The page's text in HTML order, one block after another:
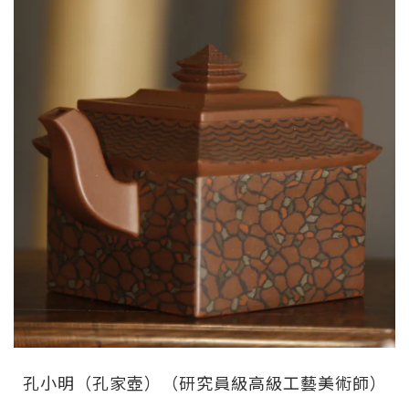
孔小明（孔家壺）（研究員級高級工藝美術師）